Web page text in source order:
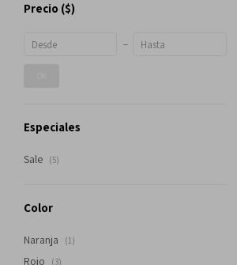
Precio ($)
Especiales
Sale (5)
Color
Naranja (1)
Rojo (3)